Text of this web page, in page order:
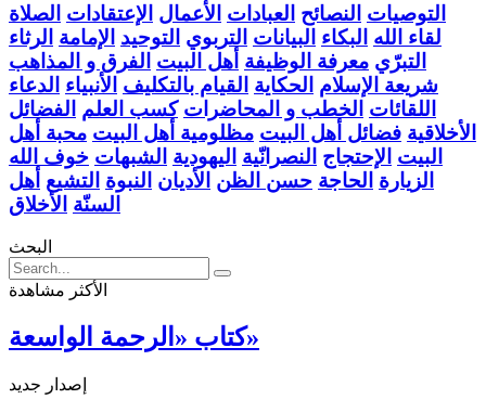
التوصيات النصائح العبادات الأعمال الإعتقادات الصلاة
لقاء الله البكاء البيانات التربوي التوحيد الإمامة الرثاء
التبرّي معرفة الوظيفة أهل البيت الفرق و المذاهب
شريعة الإسلام الحكاية القيام بالتكليف الأنبياء الدعاء
اللقائات الخطب و المحاضرات كسب العلم
الفضائل
الأخلاقية فضائل أهل البيت مظلومية أهل البيت محبة أهل
البيت الإحتجاج النصرانّية اليهودية الشبهات خوف الله
الزيارة الحاجة حسن الظن الأديان النبوة التشيع أهل
السنّة الأخلاق
البحث
الأكثر مشاهدة
كتاب «الرحمة الواسعة»
إصدار جديد